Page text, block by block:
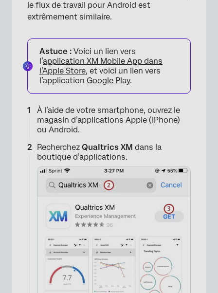
le flux de travail pour Android est
extrêmement similaire.
Astuce : Voici un lien vers
l’application XM Mobile App dans
l’Apple Store, et voici un lien vers
l’application Google Play.
À l’aide de votre smartphone, ouvrez le
magasin d’applications Apple (iPhone)
ou Android.
Recherchez Qualtrics XM dans la
boutique d’applications.